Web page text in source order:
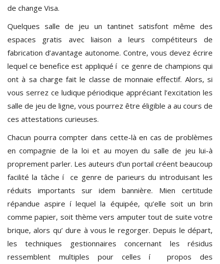
de change Visa.
Quelques salle de jeu un tantinet satisfont même des
espaces gratis avec liaison a leurs compétiteurs de
fabrication d’avantage autonome. Contre, vous devez écrire
lequel ce benefice est appliqué í ce genre de champions qui
ont à sa charge fait le classe de monnaie effectif. Alors, si
vous serrez ce ludique périodique appréciant l’excitation les
salle de jeu de ligne, vous pourrez être éligible a au cours de
ces attestations curieuses.
Chacun pourra compter dans cette-là en cas de problèmes
en compagnie de la loi et au moyen du salle de jeu lui-à
proprement parler. Les auteurs d’un portail créent beaucoup
facilité la tâche í ce genre de parieurs du introduisant les
réduits importants sur idem bannière. Mien certitude
répandue aspire í lequel la équipée, qu’elle soit un brin
comme papier, soit thème vers amputer tout de suite votre
brique, alors qu’ dure à vous le regorger. Depuis le départ,
les techniques gestionnaires concernant les résidus
ressemblent multiples pour celles í propos des